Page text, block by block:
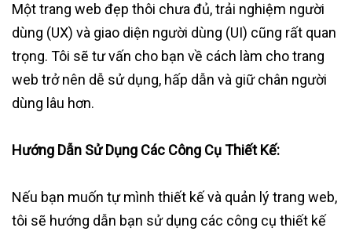
Một trang web đẹp thôi chưa đủ, trải nghiệm người
dùng (UX) và giao diện người dùng (UI) cũng rất quan
trọng. Tôi sẽ tư vấn cho bạn về cách làm cho trang
web trở nên dễ sử dụng, hấp dẫn và giữ chân người
dùng lâu hơn.
Hướng Dẫn Sử Dụng Các Công Cụ Thiết Kế:
Nếu bạn muốn tự mình thiết kế và quản lý trang web,
tôi sẽ hướng dẫn bạn sử dụng các công cụ thiết kế